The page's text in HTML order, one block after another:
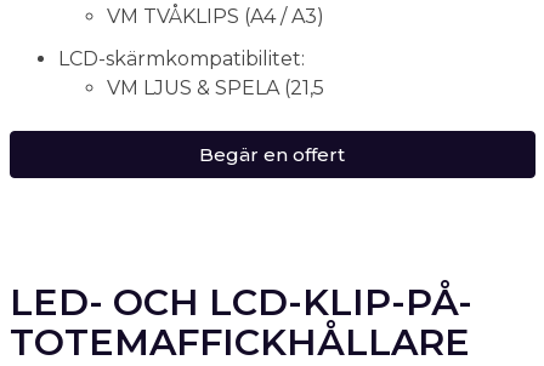
VM TVÅKLIPS (A4 / A3)
LCD-skärmkompatibilitet:
VM LJUS & SPELA (21,5
Begär en offert
LED- OCH LCD-KLIP-PÅ-
TOTEMAFFICKHÅLLARE